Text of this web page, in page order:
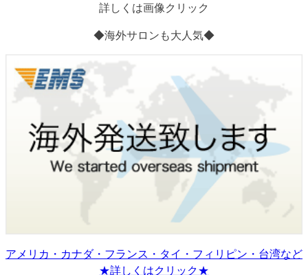
詳しくは画像クリック
◆海外サロンも大人気◆
アメリカ・カナダ・フランス・タイ・フィリピン・台湾など
★詳しくはクリック★